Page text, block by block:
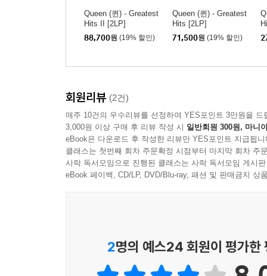
Queen (퀸) - Greatest
Hits II [2LP]
88,700원 (19% 할인)
Queen (퀸) - Greatest
Hits [2LP]
71,500원 (19% 할인)
회원리뷰 (2건)
매주 10건의 우수리뷰를 선정하여 YES포인트 3만원을 드
3,000원 이상 구매 후 리뷰 작성 시 일반회원 300원, 마니
eBook은 다운로드 후 작성한 리뷰만 YES포인트 지급됩니
클래스는 첫번째 회차 주문확정 시점부터 마지막 회차 주
사락 독서모임으로 진행된 클래스는 사락 독서모임 게시
eBook 페이백, CD/LP, DVD/Blu-ray, 패션 및 판매금지 상
2명의 예스24 회원이 평가한